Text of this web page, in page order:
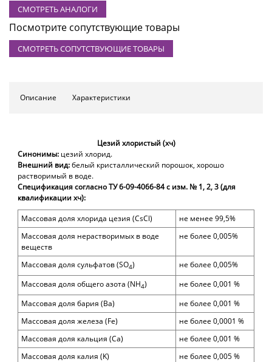
СМОТРЕТЬ АНАЛОГИ
Посмотрите сопутствующие товары
СМОТРЕТЬ СОПУТСТВУЮЩИЕ ТОВАРЫ
Описание Характеристики
Цезий хлористый (хч)
Синонимы: цезий хлорид.
Внешний вид:белый кристаллический порошок, хорошо
растворимый в воде.
Спецификация согласно ТУ 6-09-4066-84 с изм. № 1, 2, 3 (для
квалификации хч):
Массовая доля хлорида цезия (CsCl) не менее 99,5%
Массовая доля нерастворимых в воде
веществ
не более 0,005%
Массовая доля сульфатов (SO4) не более 0,005%
Массовая доля общего азота (NH4) не более 0,001 %
Массовая доля бария (Ba) не более 0,001 %
Массовая доля железа (Fe) не более 0,0001 %
Массовая доля кальция (Ca)
не более 0,001 %
Массовая доля калия (K)
не более 0,005%